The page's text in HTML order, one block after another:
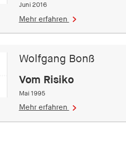
Juni 2016
Mehr erfahren
Wolfgang Bonß
Vom Risiko
Mai 1995
Mehr erfahren